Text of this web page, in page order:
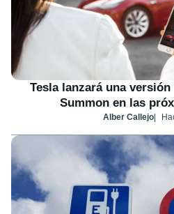
Tesla lanzará una
Summon en las
Alber Callejo